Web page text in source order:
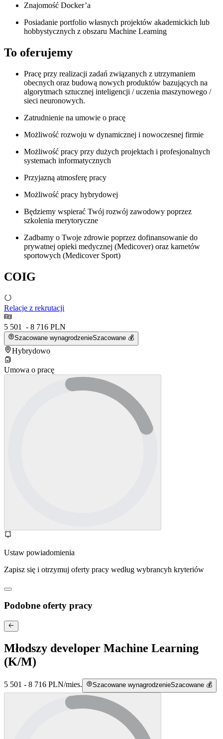
Znajomość Docker’a
Posiadanie portfolio własnych projektów akademickich lub
hobbystycznych z obszaru Machine Learning
To oferujemy
Pracę przy realizacji zadań związanych z utrzymaniem
obecnych oraz budową nowych produktów bazujących na
algorytmach sztucznej inteligencji / uczenia maszynowego /
sieci neuronowych.
Zatrudnienie na umowie o pracę
Możliwość rozwoju w dynamicznej i nowoczesnej firmie
Możliwość pracy przy dużych projektach i profesjonalnych
systemach informatycznych
Przyjazną atmosferę pracy
Możliwość pracy hybrydowej
Będziemy wspierać Twój rozwój zawodowy poprzez
szkolenia merytoryczne
Zadbamy o Twoje zdrowie poprzez dofinansowanie do
prywatnej opieki medycznej (Medicover) oraz karnetów
sportowych (Medicover Sport)
COIG
Relacje z rekrutacji
5 501 - 8 716 PLN
Szacowane wynagrodzenieSzacowane 💰
Hybrydowo
Umowa o pracę
Ustaw powiadomienia
Zapisz się i otrzymuj oferty pracy według wybrancyh kryteriów
Podobne oferty pracy
Młodszy developer Machine Learning
(K/M)
5 501 - 8 716 PLN/mies. Szacowane wynagrodzenieSzacowane 💰